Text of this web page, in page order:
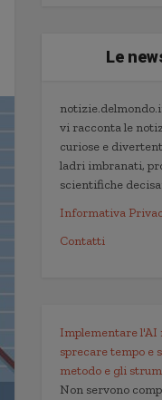
Le
vi racconta le
curiose e
ladri imbranati,
scientifiche
Informativa
Contatti
Implementare l'AI
sprecare tempo e
metodo e gli
Non servono